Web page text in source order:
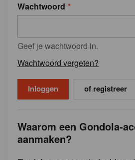
Wachtwoord
Geef je wachtwoord in.
Wachtwoord vergeten?
of registreer
Waarom een Gondola-
aanmaken?